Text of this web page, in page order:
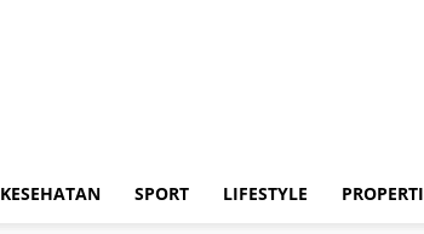
KESEHATAN SPORT LIFESTYLE PROPERTI